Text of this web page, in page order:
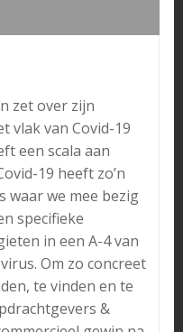
zet over zijn
vlak van Covid-19
een scala aan
19 heeft zo’n
waar we mee bezig
specifieke
in een A-4 van
Om zo concreet
te vinden en te
&